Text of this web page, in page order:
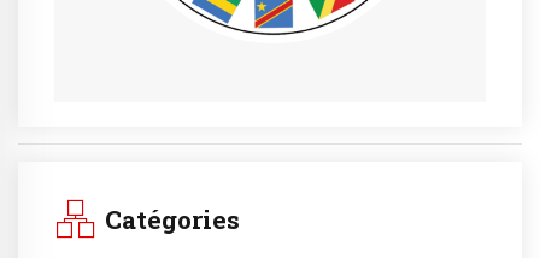
Catégories